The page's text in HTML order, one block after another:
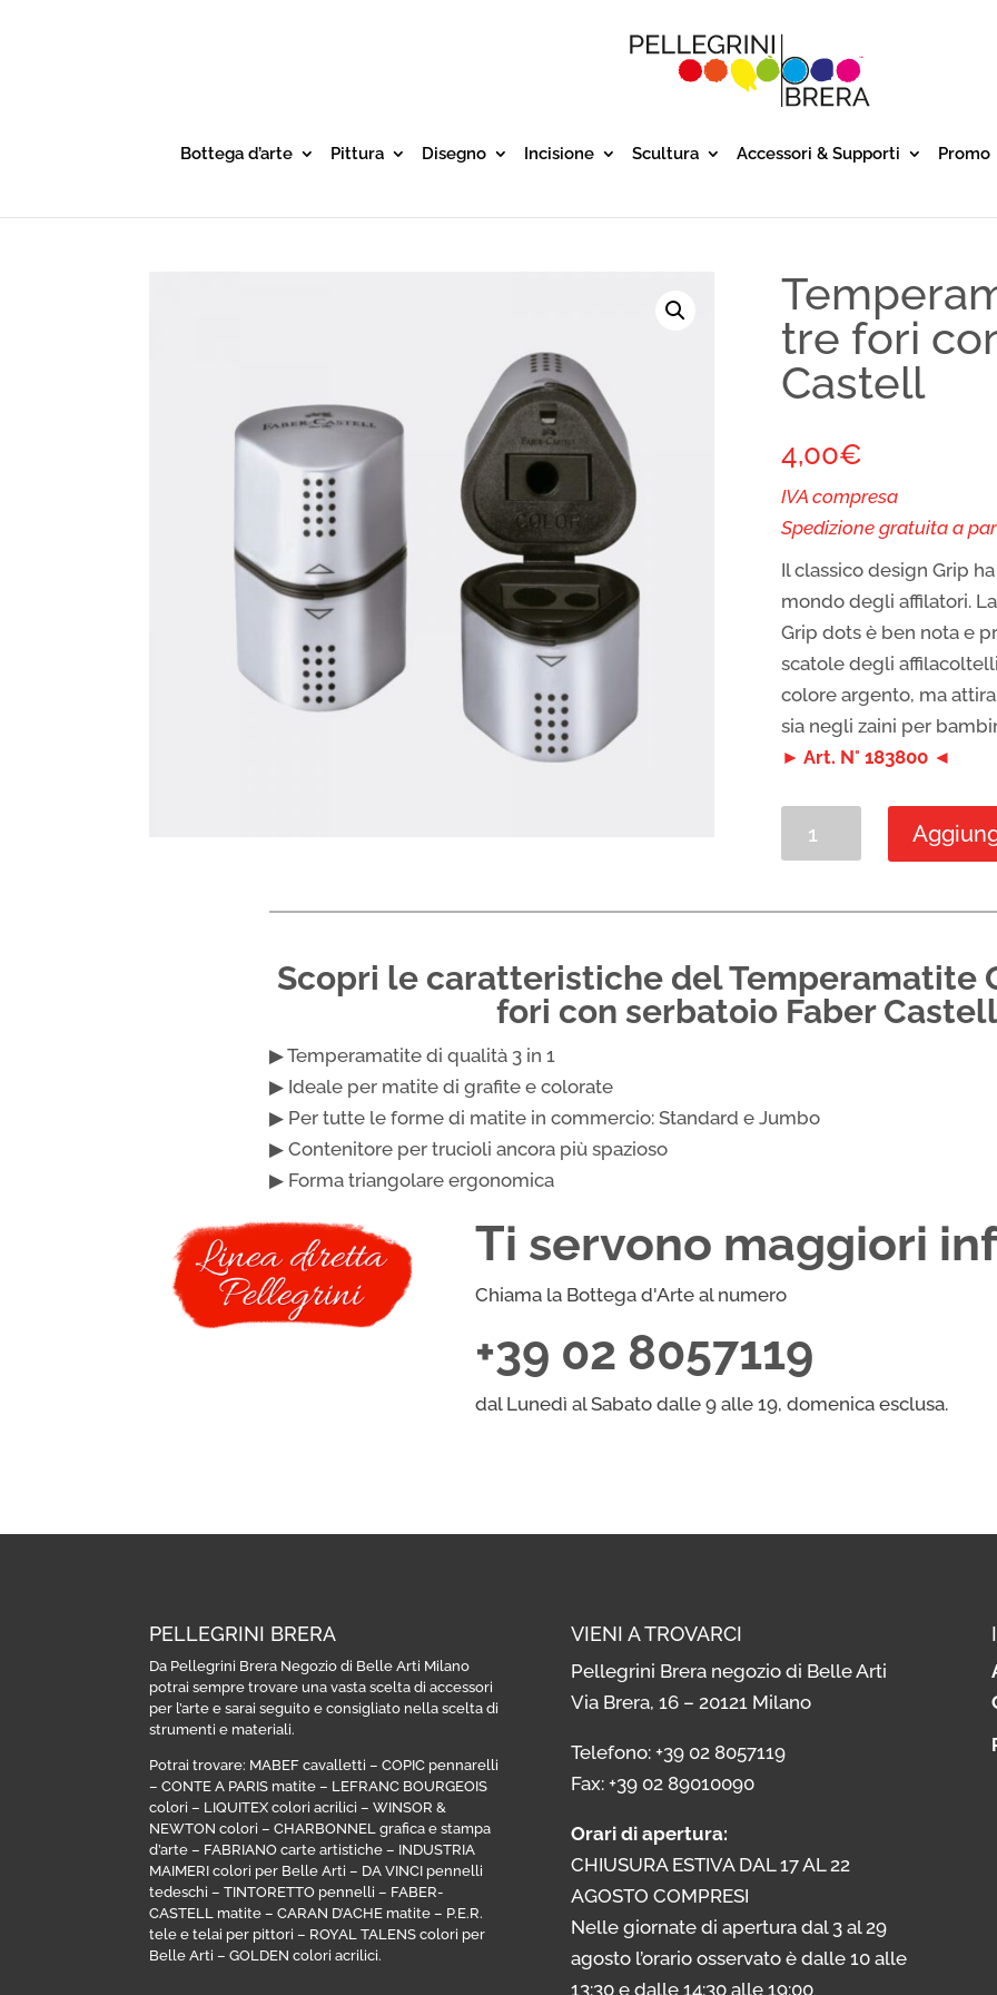
Bottega d’arte Pittura Disegno Incisione Scultura Accessori & Supporti Promo
tre fori
Castell
4,00€
IVA compresa
Spedizione gratuita a
Il classico design Grip
mondo degli affilatori.
Grip dots è ben nota e
scatole degli
colore argento, ma
sia negli zaini per
► Art. N° 183800 ◄
a
fori
con
Scopri le caratteristiche del Temperamatite
fori con serbatoio Faber Castell
▶ Temperamatite di qualità 3 in 1
▶ Ideale per matite di grafite e colorate
▶ Per tutte le forme di matite in commercio: Standard e Jumbo
▶ Contenitore per trucioli ancora più spazioso
▶ Forma triangolare ergonomica
Ti servono maggiori
Chiama la Bottega d'Arte al numero
+39 02 8057119
dal Lunedì al Sabato dalle 9 alle 19, domenica esclusa.
PELLEGRINI BRERA
Da Pellegrini Brera Negozio di Belle Arti Milano
potrai sempre trovare una vasta scelta di accessori
per l’arte e sarai seguito e consigliato nella scelta di
strumenti e materiali.
Potrai trovare: MABEF cavalletti –COPIC pennarelli
–CONTE A PARIS matite – LEFRANC BOURGEOIS
colori – LIQUITEX colori acrilici –WINSOR &
NEWTON colori –CHARBONNEL grafica e stampa
d’arte – FABRIANO carte artistiche – INDUSTRIA
MAIMERI colori per Belle Arti – DA VINCI pennelli
tedeschi –TINTORETTO pennelli – FABER-
CASTELL matite –CARAN D’ACHE matite – P.E.R.
tele e telai per pittori – ROYAL TALENS colori per
Belle Arti –GOLDEN colori acrilici.
VIENI A TROVARCI
Pellegrini Brera negozio di Belle Arti
Via Brera, 16 – 20121 Milano
Telefono: +39 02 8057119
Fax: +39 02 89010090
Orari di apertura:
CHIUSURA ESTIVA DAL 17 AL 22
AGOSTO COMPRESI
Nelle giornate di apertura dal 3 al 29
agosto l’orario osservato è dalle 10 alle
13:30 e dalle 14:30 alle 19:00